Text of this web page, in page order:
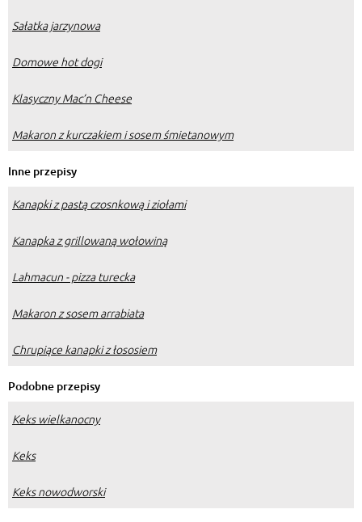
Sałatka jarzynowa
Domowe hot dogi
Klasyczny Mac’n Cheese
Makaron z kurczakiem i sosem śmietanowym
Inne przepisy
Kanapki z pastą czosnkową i ziołami
Kanapka z grillowaną wołowiną
Lahmacun - pizza turecka
Makaron z sosem arrabiata
Chrupiące kanapki z łososiem
Podobne przepisy
Keks wielkanocny
Keks
Keks nowodworski